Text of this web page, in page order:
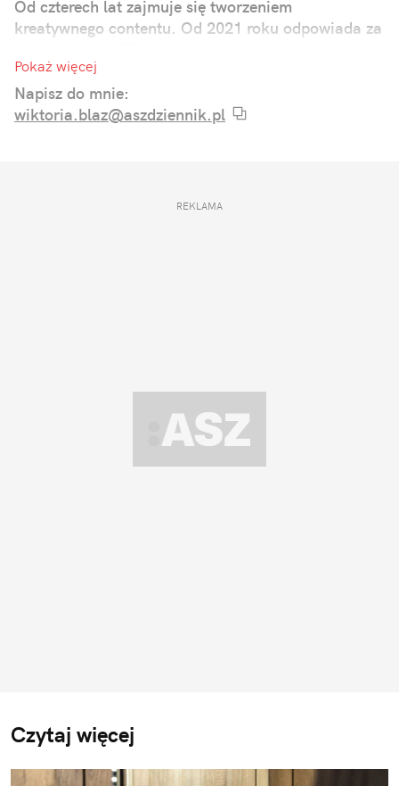
Od czterech lat zajmuje się tworzeniem
kreatywnego contentu. Od 2021 roku odpowiada za
studia dziennikarskie ze specjalizacją w zakresie
komunikacji online.
Pokaż więcej
Napisz do mnie:
wiktoria.blaz@aszdziennik.pl
REKLAMA
Czytaj więcej